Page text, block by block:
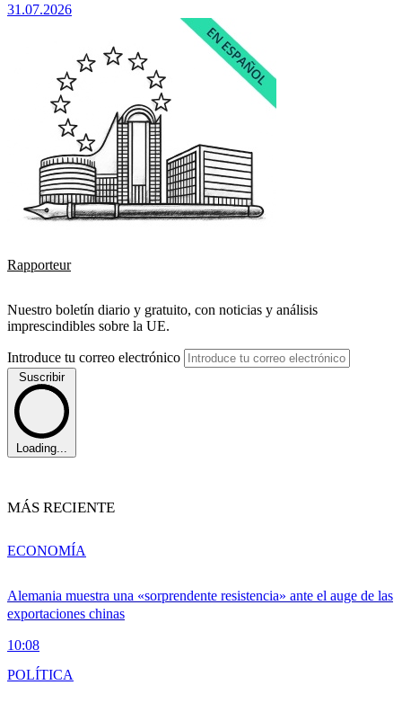
31.07.2026
Rapporteur
Nuestro boletín diario y gratuito, con noticias y análisis
imprescindibles sobre la UE.
Introduce tu correo electrónico
Suscribir
Loading...
MÁS RECIENTE
Alemania muestra una «sorprendente resistencia» ante el auge de las
exportaciones chinas
10:08
ECONOMÍA
POLÍTICA